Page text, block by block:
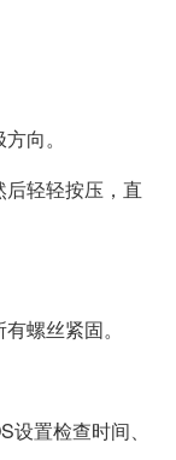
向。
轻轻按压，直
螺丝紧固。
置检查时间、